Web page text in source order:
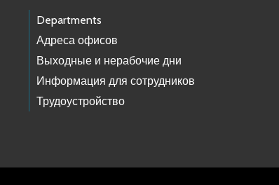
Departments
Адреса офисов
Выходные и нерабочие дни
Информация для сотрудников
Трудоустройство